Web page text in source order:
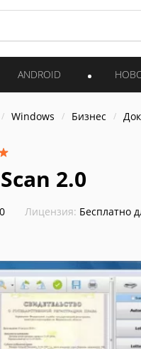
ANDROID
Windows Бизнес
2.0
Лицензия: Бесплатно